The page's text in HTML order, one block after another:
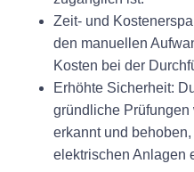
Zeit- und
den manuellen
Kosten bei der
Erhöhte Sicherheit:
gründliche
erkannt und
elektrischen Anlagen